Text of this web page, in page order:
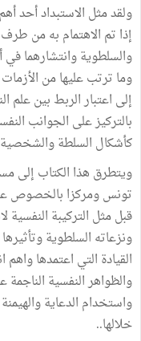
ولقد مثل الاستبداد أحد
إذا تم الاهتمام به من
والسلطوية وانتشارهما
وما ترتب عليها من
إلى اعتبار الربط بين
بالتركيز على الجوانب
كأشكال السلطة والشخصية
ويتطرق هذا الكتاب إلى
تونس ومركزا بالخصوص
قبل مثل التركيبة
ونزعاته السلطوية
القيادة التي اعتمدها
والظواهر النفسية الناجمة
واستخدام الدعاية
خلالها..